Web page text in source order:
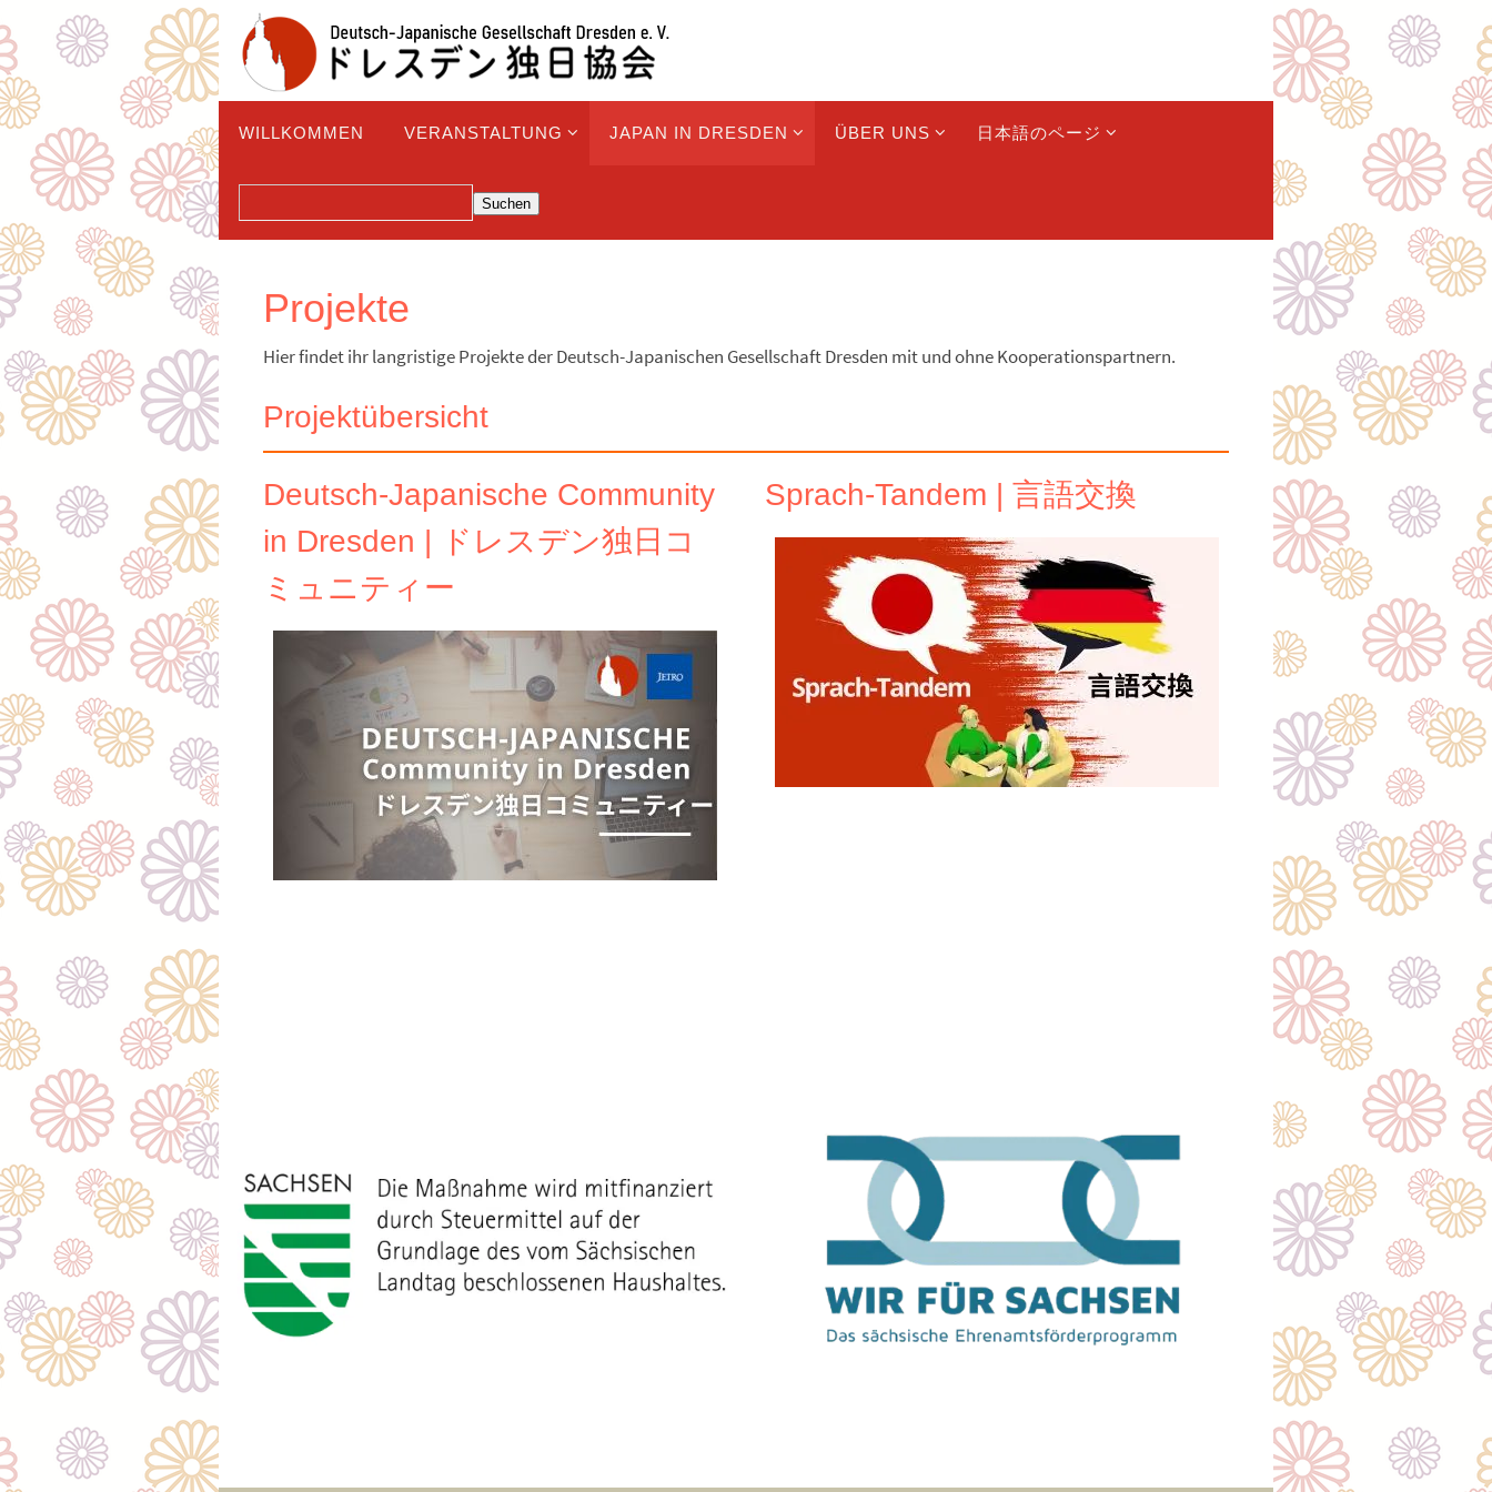
Inhalt
springen
Inhalt
springen
WILLKOMMEN VERANSTALTUNG JAPAN IN DRESDEN ÜBER UNS 日本語のページ
Suchen
Projekte
Hier findet ihr langristige Projekte der Deutsch-Japanischen Gesellschaft Dresden mit und ohne Kooperationspartnern.
Projektübersicht
Deutsch-Japanische Community
in Dresden | ドレスデン独日コ
ミュニティー
Sprach-Tandem | 言語交換